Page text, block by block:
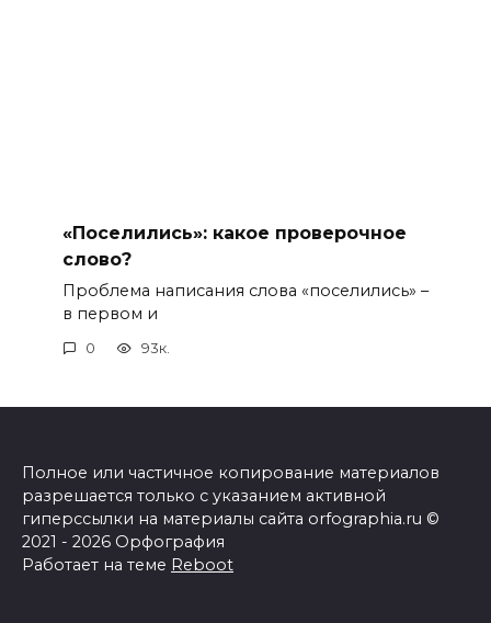
«Поселились»: какое проверочное
слово?
Проблема написания слова «поселились» –
в первом и
0 93к.
Полное или частичное копирование материалов
разрешается только с указанием активной
гиперссылки на материалы сайта orfographia.ru ©
2021 - 2026 Орфография
Работает на теме Reboot